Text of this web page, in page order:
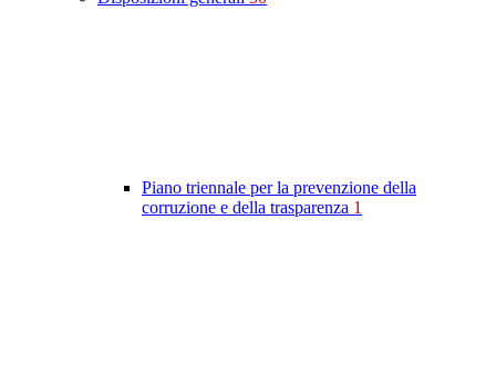
Piano triennale per la prevenzione della
corruzione e della trasparenza 1